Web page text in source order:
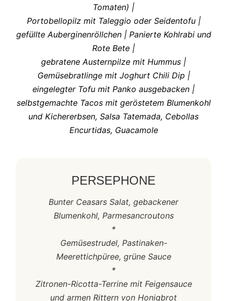
Tomaten) |
Portobellopilz mit Taleggio oder Seidentofu |
gefüllte Auberginenröllchen | Panierte Kohlrabi und
Rote Bete |
gebratene Austernpilze mit Hummus |
Gemüsebratlinge mit Joghurt Chili Dip |
eingelegter Tofu mit Panko ausgebacken |
selbstgemachte Tacos mit geröstetem Blumenkohl
und Kichererbsen, Salsa Tatemada, Cebollas
Encurtidas, Guacamole
PERSEPHONE
Bunter Ceasars Salat, gebackener
Blumenkohl, Parmesancroutons
*
Gemüsestrudel, Pastinaken-
Meerettichpüree, grüne Sauce
*
Zitronen-Ricotta-Terrine mit Feigensauce
und armen Rittern von Honigbrot